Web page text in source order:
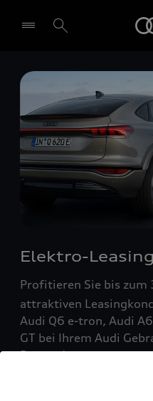
Händler wählen
Elektro-Leasing
Profitieren Sie bis
attraktiven
Audi Q6 e-tron, Audi
GT bei Ihrem Audi
Partner!